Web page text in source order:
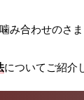
み合わせのさ
についてご紹介